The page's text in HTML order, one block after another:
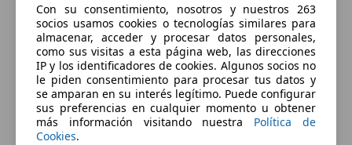
Con su consentimiento, nosotros y nuestros 263
socios usamos cookies o tecnologías similares para
almacenar, acceder y procesar datos personales,
como sus visitas a esta página web, las direcciones
IP y los identificadores de cookies. Algunos socios no
le piden consentimiento para procesar tus datos y
se amparan en su interés legítimo. Puede configurar
sus preferencias en cualquier momento u obtener
más información visitando nuestra Política de
Cookies.